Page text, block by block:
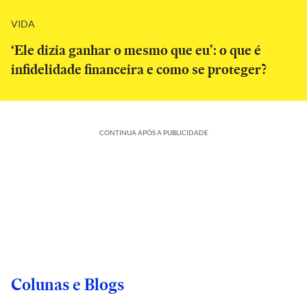
VIDA
‘Ele dizia ganhar o mesmo que eu’: o que é
infidelidade financeira e como se proteger?
CONTINUA APÓS A PUBLICIDADE
Colunas e Blogs